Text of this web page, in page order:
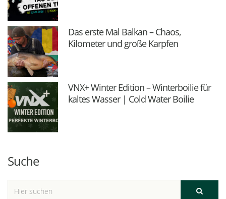
Das erste Mal Balkan – Chaos,
Kilometer und große Karpfen
VNX+ Winter Edition – Winterboilie für
kaltes Wasser | Cold Water Boilie
Suche